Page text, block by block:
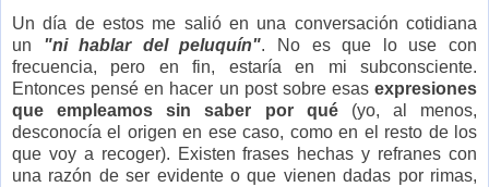
Un día de estos me salió en una conversación cotidiana
un "ni hablar del peluquín". No es que lo use con
frecuencia, pero en fin, estaría en mi subconsciente.
Entonces pensé en hacer un post sobre esas expresiones
que empleamos sin saber por qué(yo, al menos,
desconocía el origen en ese caso, como en el resto de los
que voy a recoger). Existen frases hechas y refranes con
una razón de ser evidente o que vienen dadas por rimas,